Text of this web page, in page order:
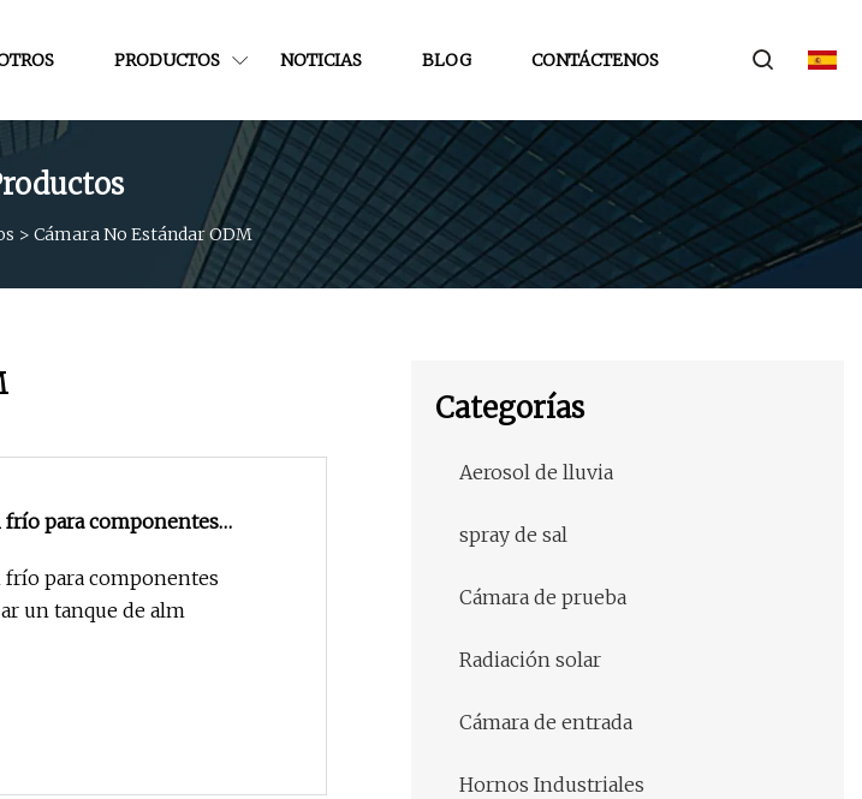
PRODUCTOS NOTICIAS BLOG CONTÁCTENOS
> Cámara No Estándar ODM
frío para componentes
frío para componentes
un tanque de alm
Categorías
Aerosol de lluvia
spray de sal
Cámara de prueba
Radiación solar
Cámara de entrada
Hornos Industriales